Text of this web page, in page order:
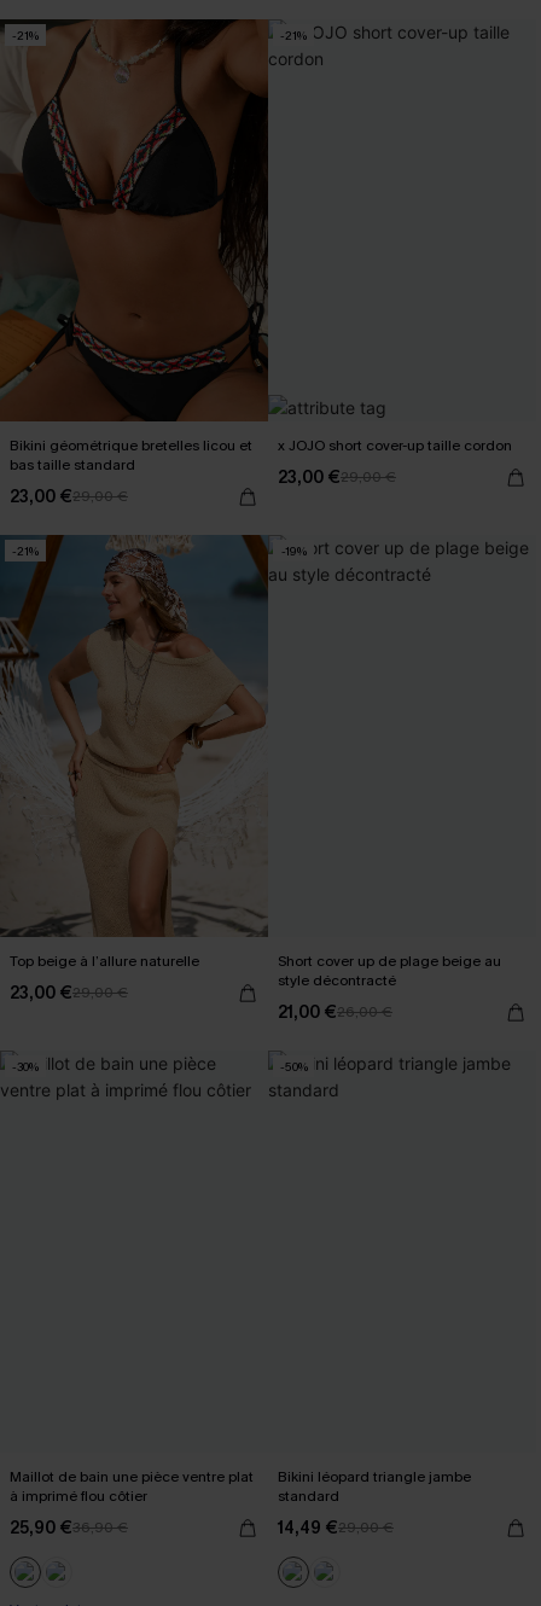
-21%
Bikini géométrique bretelles licou et
bas taille standard
23,00 €29,00 €
-21%
x JOJO short cover-up taille cordon
23,00 €29,00 €
-21%
Top beige à l’allure naturelle
23,00 €29,00 €
-19%
Short cover up de plage beige au
style décontracté
21,00 €26,00 €
-30%
Maillot de bain une pièce ventre plat
à imprimé flou côtier
25,90 €36,90 €
-50%
Bikini léopard triangle jambe
standard
14,49 €29,00 €